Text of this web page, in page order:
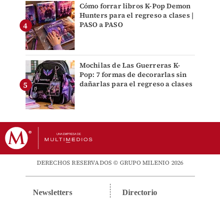
Cómo forrar libros K-Pop Demon
Hunters para el regreso a clases |
PASO a PASO
Mochilas de Las Guerreras K-
Pop: 7 formas de decorarlas sin
dañarlas para el regreso a clases
DERECHOS RESERVADOS © GRUPO MILENIO 2026
Newsletters Directorio